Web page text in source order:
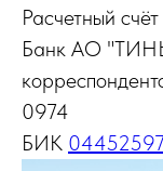
Расчетный счёт
Банк АО
0974
БИК